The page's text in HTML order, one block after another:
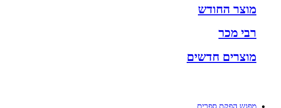
מוצר החודש
רבי מכר
מוצרים חדשים